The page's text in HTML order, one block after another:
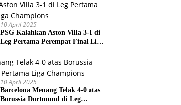
Prancis
10 April 2025
PSG Kalahkan Aston Villa 3-1 di
Leg Pertama Perempat Final Liga
10 April 2025
Barcelona Menang Telak 4-0 atas
Borussia Dortmund di Leg